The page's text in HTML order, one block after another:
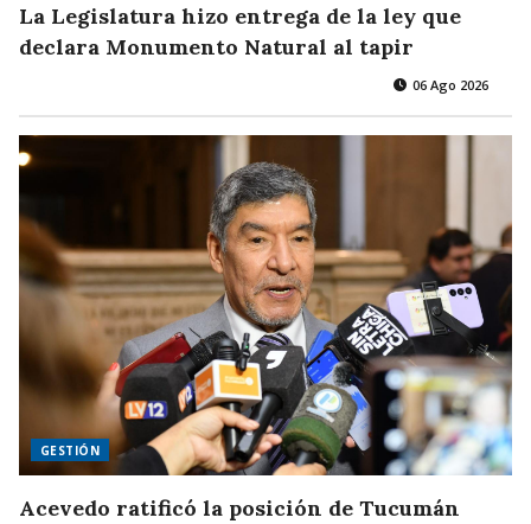
La Legislatura hizo entrega de la ley que
declara Monumento Natural al tapir
06 Ago 2026
GESTIÓN
Acevedo ratificó la posición de Tucumán